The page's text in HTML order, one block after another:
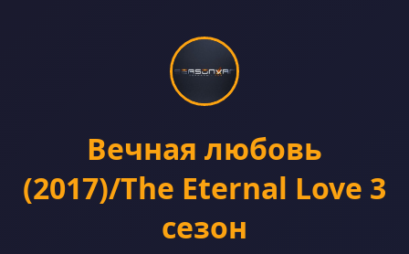
Вечная любовь
(2017)/The Eternal Love 3
сезон